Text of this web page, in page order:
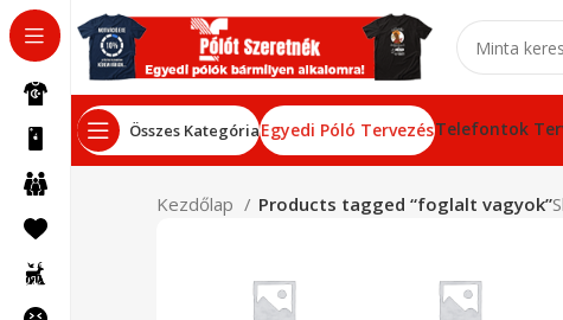
Összes KategóriaEgyedi Póló TervezésTelefontok
Kezdőlap Products tagged “foglalt vagyok”